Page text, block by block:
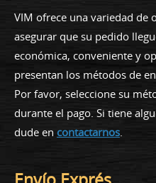
VIM ofrece una variedad de
asegurar que su pedido
económica, conveniente y
presentan los métodos de
Por favor, seleccione su
durante el pago. Si tiene
dude en contactarnos